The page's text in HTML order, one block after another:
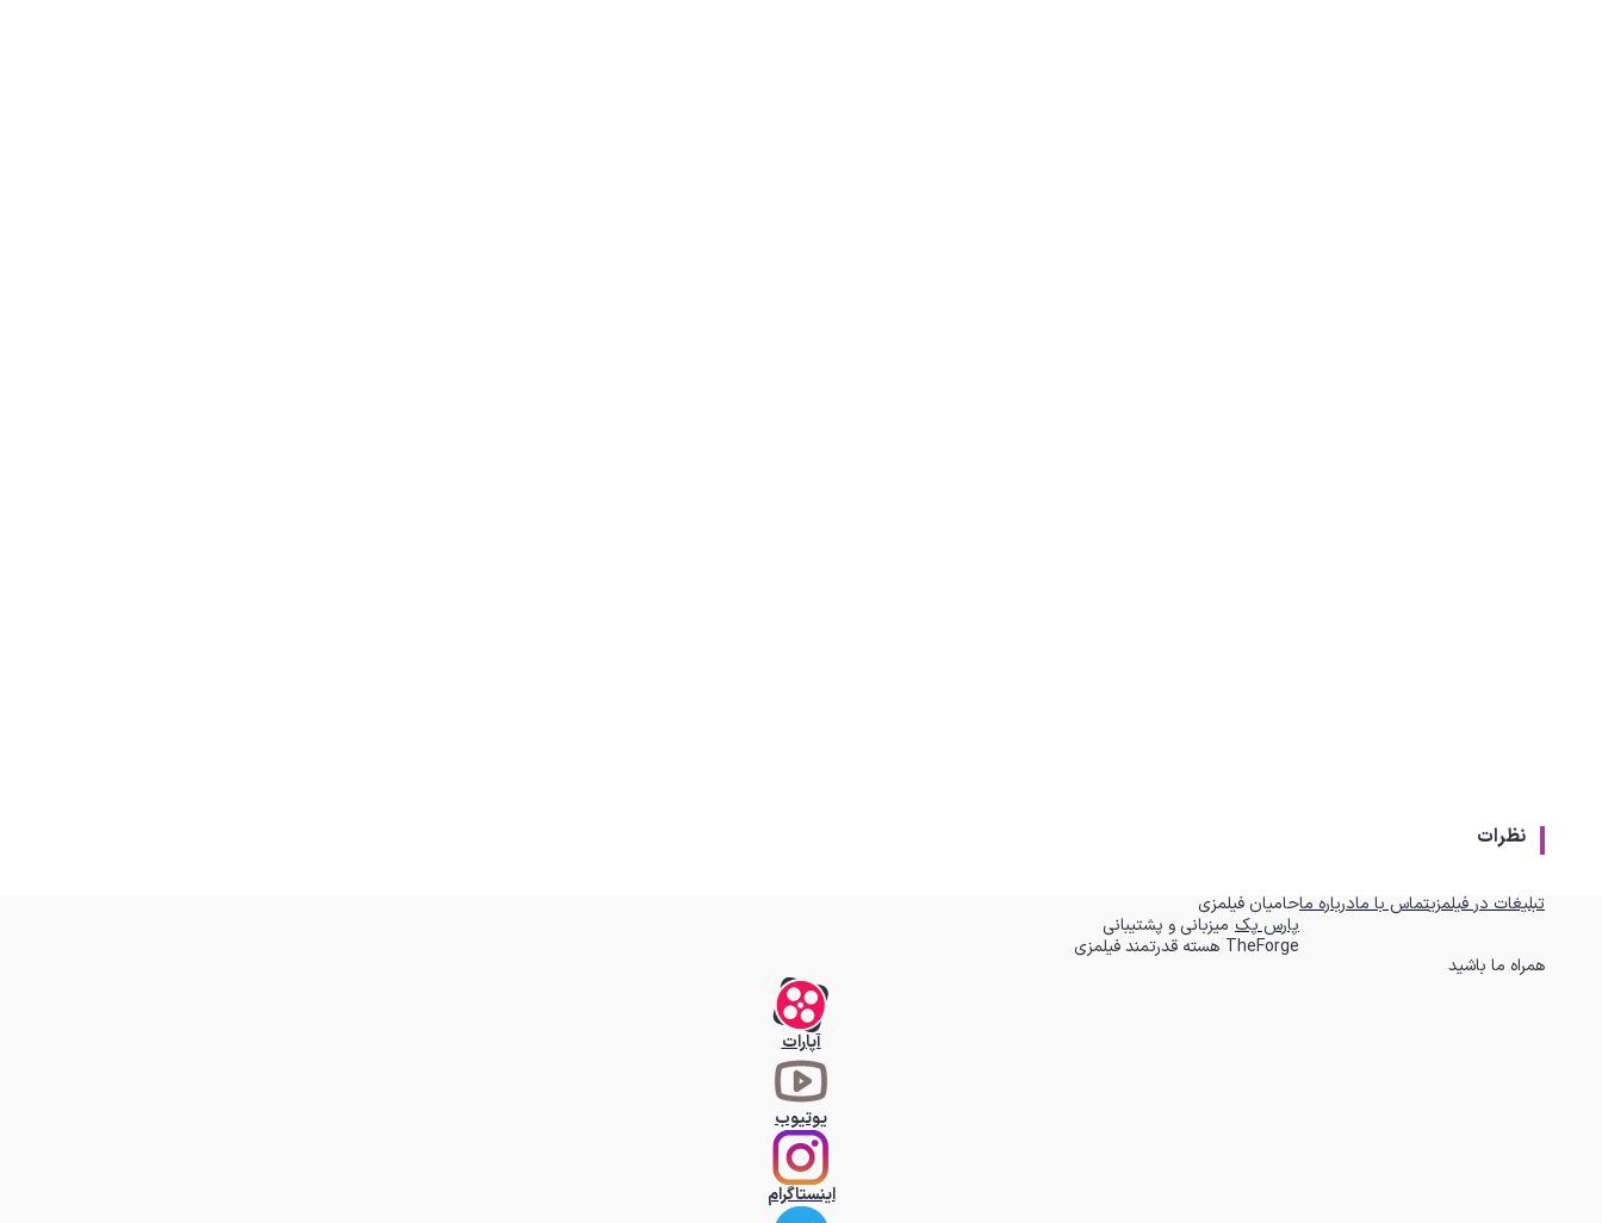
نظرات
تبلیغات در فیلمزیتماس با مادرباره ماحامیان فیلمزی
پارس پک میزبانی و پشتیبانی
TheForge هسته قدرتمند فیلمزی
همراه ما باشید
آپارات
یوتیوب
اینستاگرام